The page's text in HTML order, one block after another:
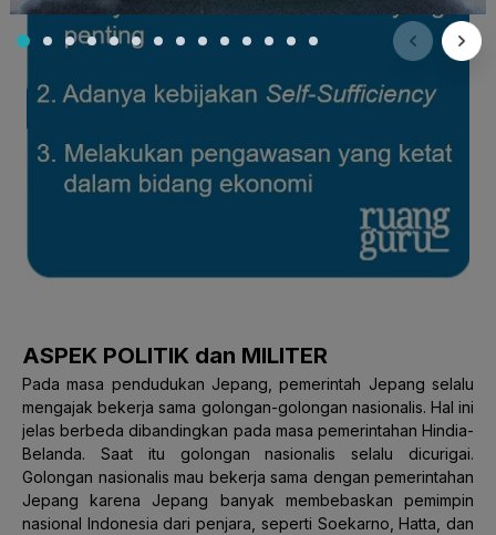
ASPEK POLITIK dan MILITER
Pada masa pendudukan Jepang, pemerintah Jepang selalu
mengajak bekerja sama golongan-golongan nasionalis. Hal ini
jelas berbeda dibandingkan pada masa pemerintahan Hindia-
Belanda. Saat itu golongan nasionalis selalu dicurigai.
Golongan nasionalis mau bekerja sama dengan pemerintahan
Jepang karena Jepang banyak membebaskan pemimpin
nasional Indonesia dari penjara, seperti Soekarno, Hatta, dan